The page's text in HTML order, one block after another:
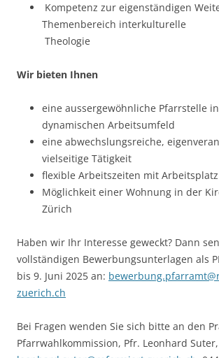
Kompetenz zur eigenständigen
Themenbereich interkulturelle
Theologie
Wir bieten Ihnen
eine aussergewöhnliche Pfarrstelle
dynamischen Arbeitsumfeld
eine abwechslungsreiche,
vielseitige Tätigkeit
flexible Arbeitszeiten mit
Möglichkeit einer Wohnung in der
Zürich
Haben wir Ihr Interesse geweckt? Dann
vollständigen Bewerbungsunterlagen als
bis 9. Juni 2025 an:
zuerich.ch
Bei Fragen wenden Sie sich bitte an den
Pfarrwahlkommission, Pfr. Leonhard Suter,